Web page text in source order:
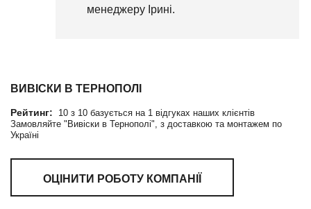
менеджеру Ірині.
ВИВІСКИ В ТЕРНОПОЛІ
Рейтинг: 10 з 10 базується на 1 відгуках наших клієнтів
Замовляйте "Вивіски в Тернополі", з доставкою та монтажем по
Україні
ОЦІНИТИ РОБОТУ КОМПАНІЇ